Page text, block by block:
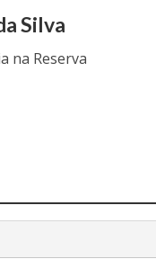
Silva
na Reserva